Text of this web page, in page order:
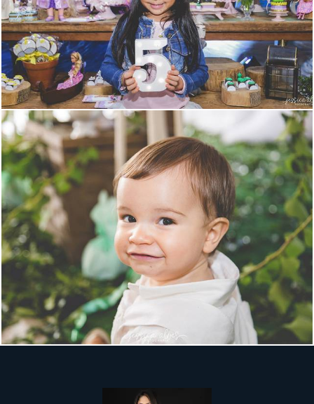
1424
1487